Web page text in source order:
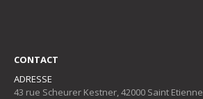
CONTACT
ADRESSE
43 rue Scheurer Kestner, 42000 Saint Etienne